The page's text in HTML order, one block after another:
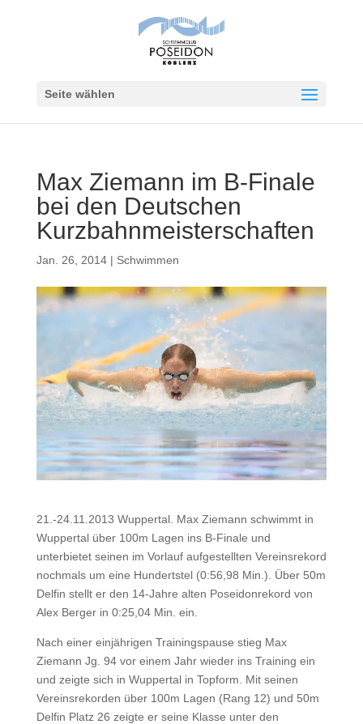
Seite wählen
Max Ziemann im B-Finale
bei den Deutschen
Kurzbahnmeisterschaften
Jan. 26, 2014| Schwimmen
21.-24.11.2013 Wuppertal. Max Ziemann schwimmt in
Wuppertal über 100m Lagen ins B-Finale und
unterbietet seinen im Vorlauf aufgestellten Vereinsrekord
nochmals um eine Hundertstel (0:56,98 Min.). Über 50m
Delfin stellt er den 14-Jahre alten Poseidonrekord von
Alex Berger in 0:25,04 Min. ein.
Nach einer einjährigen Trainingspause stieg Max
Ziemann Jg. 94 vor einem Jahr wieder ins Training ein
und zeigte sich in Wuppertal in Topform. Mit seinen
Vereinsrekorden über 100m Lagen (Rang 12) und 50m
Delfin Platz 26 zeigte er seine Klasse unter den